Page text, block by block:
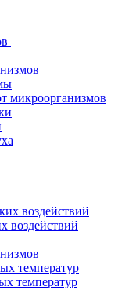
микроорганизмов
воздействий
воздействий
температур
температур